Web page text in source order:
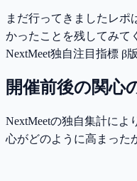
まだ行ってきましたレポ
かったことを残してみて
NextMeet独自注目指標 β版
開催前後の関心
NextMeetの独自集計によ
心がどのように高まった